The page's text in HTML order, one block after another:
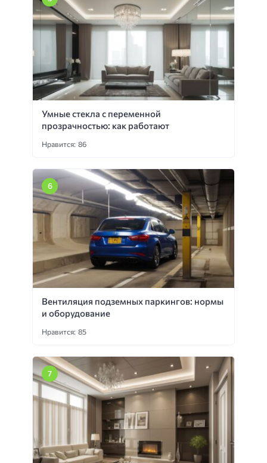
Умные стекла с переменной
прозрачностью: как работают
Нравится: 86
Вентиляция подземных паркингов: нормы
и оборудование
Нравится: 85